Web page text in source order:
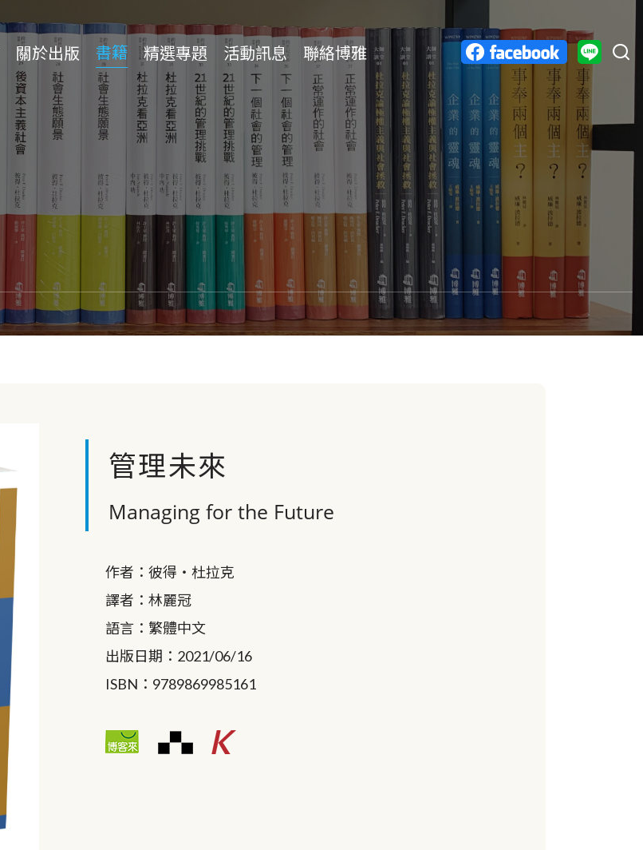
關於出版 書籍 精選專題 活動訊息 聯絡博雅
管理未來
Managing for the Future
作者： 彼得‧杜拉克
譯者： 林麗冠
語言： 繁體中文
出版日期： 2021/06/16
ISBN： 9789869985161